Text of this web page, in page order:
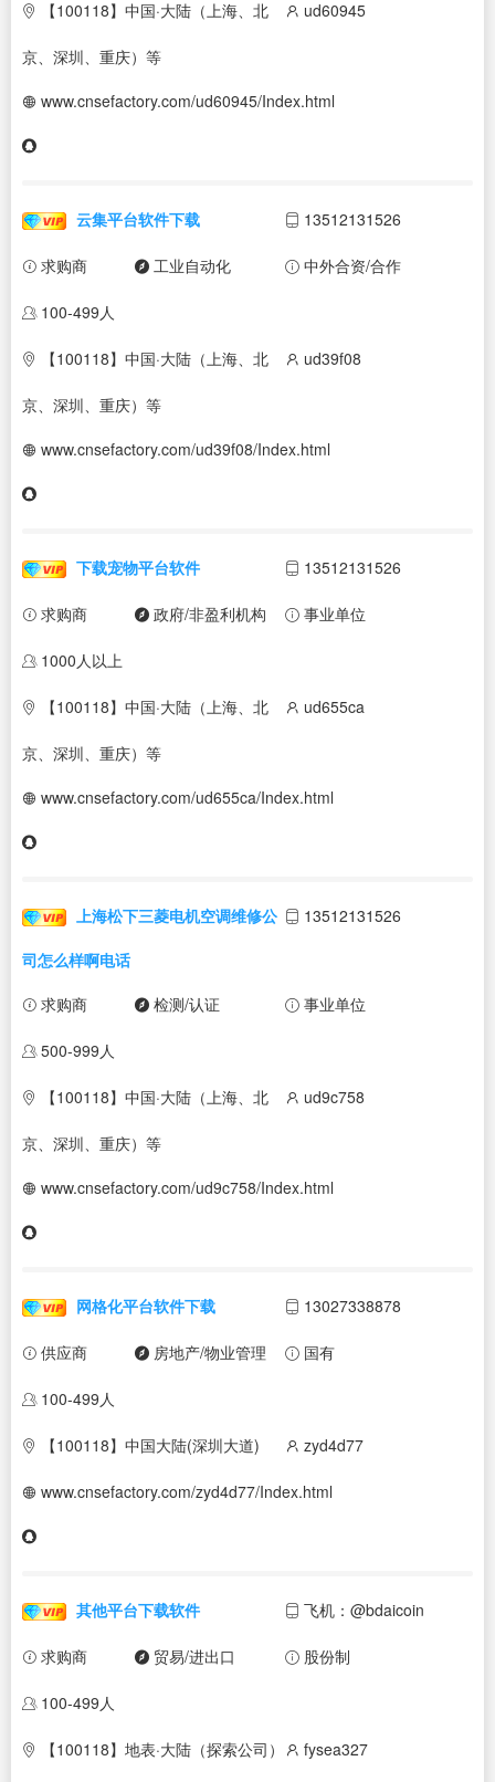
【100118】中国·大陆（上海、北
京、深圳、重庆）等
ud60945
www.cnsefactory.com/ud60945/Index.html
云集平台软件下载 13512131526
求购商 工业自动化 中外合资/合作
100-499人
【100118】中国·大陆（上海、北
京、深圳、重庆）等
ud39f08
www.cnsefactory.com/ud39f08/Index.html
下载宠物平台软件 13512131526
求购商 政府/非盈利机构 事业单位
1000人以上
【100118】中国·大陆（上海、北
京、深圳、重庆）等
ud655ca
www.cnsefactory.com/ud655ca/Index.html
上海松下三菱电机空调维修公
司怎么样啊电话
13512131526
求购商 检测/认证 事业单位
500-999人
【100118】中国·大陆（上海、北
京、深圳、重庆）等
ud9c758
www.cnsefactory.com/ud9c758/Index.html
网格化平台软件下载 13027338878
供应商 房地产/物业管理 国有
100-499人
【100118】中国大陆(深圳大道) zyd4d77
www.cnsefactory.com/zyd4d77/Index.html
其他平台下载软件 飞机：@bdaicoin
求购商 贸易/进出口 股份制
100-499人
【100118】地表·大陆（探索公司） fysea327